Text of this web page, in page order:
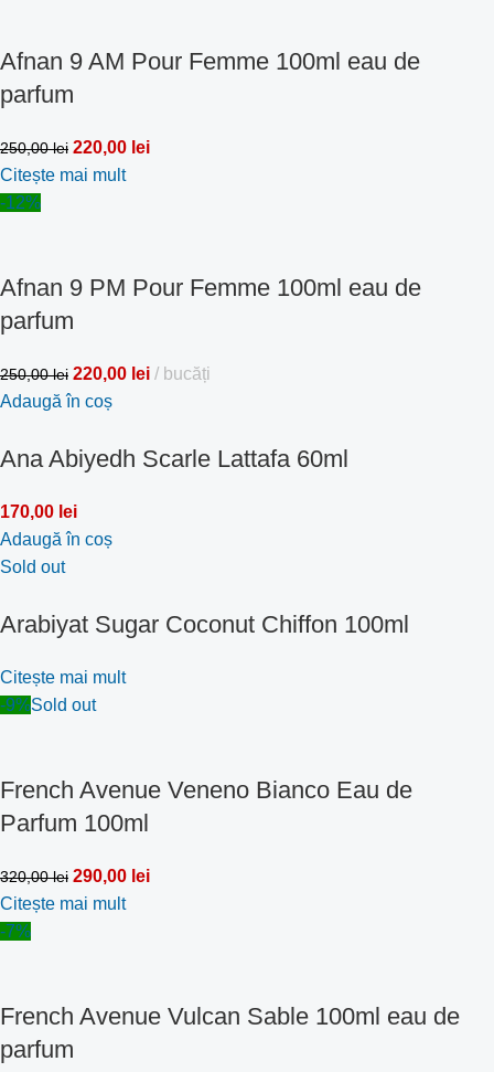
Afnan 9 AM Pour Femme 100ml eau de
parfum
250,00lei 220,00 lei
Citește mai mult
-12%
Afnan 9 PM Pour Femme 100ml eau de
parfum
250,00lei 220,00 lei
bucăți
Adaugă în coș
Ana Abiyedh Scarle Lattafa 60ml
170,00 lei
Adaugă în coș
Sold out
Arabiyat Sugar Coconut Chiffon 100ml
Citește mai mult
-9%Sold out
French Avenue Veneno Bianco Eau de
Parfum 100ml
320,00lei 290,00 lei
Citește mai mult
-7%
French Avenue Vulcan Sable 100ml eau de
parfum